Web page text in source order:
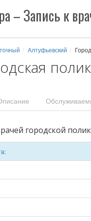
– Запись к
Алтуфьевский
городской